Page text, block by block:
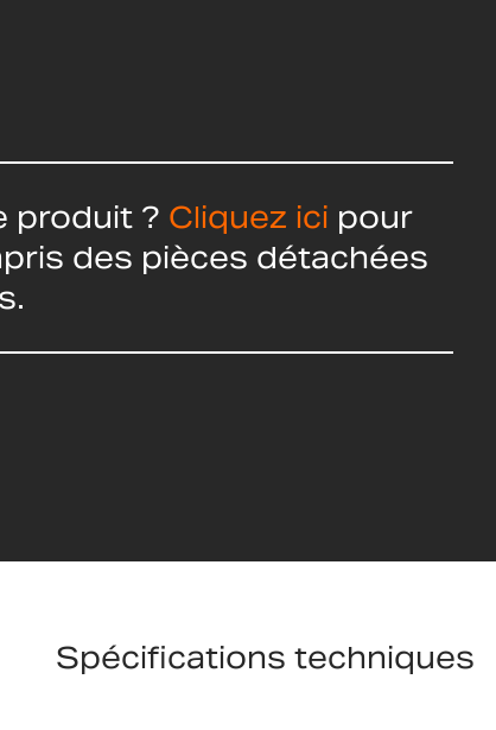
produit ? Cliquez ici pour
des pièces détachées
Spécifications techniques